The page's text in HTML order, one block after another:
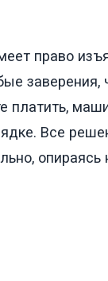
право
заверения,
Все
опираясь